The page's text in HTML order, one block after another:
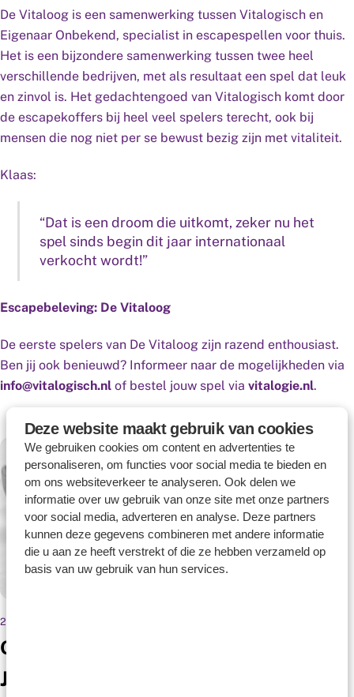
Deze website maakt gebruik van cookies
We gebruiken cookies om content en advertenties te
personaliseren, om functies voor social media te bieden en
om ons websiteverkeer te analyseren. Ook delen we
informatie over uw gebruik van onze site met onze partners
voor social media, adverteren en analyse. Deze partners
kunnen deze gegevens combineren met andere informatie
die u aan ze heeft verstrekt of die ze hebben verzameld op
basis van uw gebruik van hun services.
De Vitaloog is een samenwerking tussen Vitalogisch en
Eigenaar Onbekend, specialist in escapespellen voor thuis.
Het is een bijzondere samenwerking tussen twee heel
verschillende bedrijven, met als resultaat een spel dat leuk
en zinvol is. Het gedachtengoed van Vitalogisch komt door
de escapekoffers bij heel veel spelers terecht, ook bij
mensen die nog niet per se bewust bezig zijn met vitaliteit.
Klaas:
“Dat is een droom die uitkomt, zeker nu het
spel sinds begin dit jaar internationaal
verkocht wordt!”
Escapebeleving: De Vitaloog
De eerste spelers van De Vitaloog zijn razend enthousiast.
Ben jij ook benieuwd? Informeer naar de mogelijkheden via
info@vitalogisch.nl of bestel jouw spel via vitalogie.nl.
27 MAART 2022
GENERATIE-MANAGEMENT
JE KUNT DE JONGSTE GENERATIE